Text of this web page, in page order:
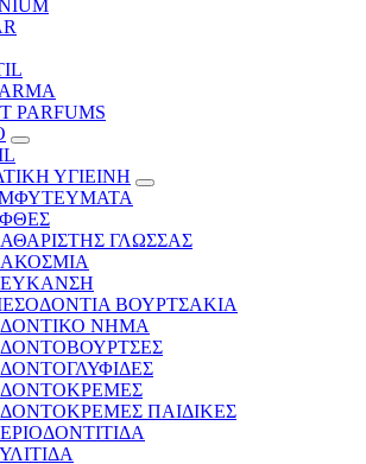
PARFUMS
ΥΓΙΕΙΝΗ
ΓΛΩΣΣΑΣ
ΒΟΥΡΤΣΑΚΙΑ
ΝΗΜΑ
ΠΑΙΔΙΚΕΣ